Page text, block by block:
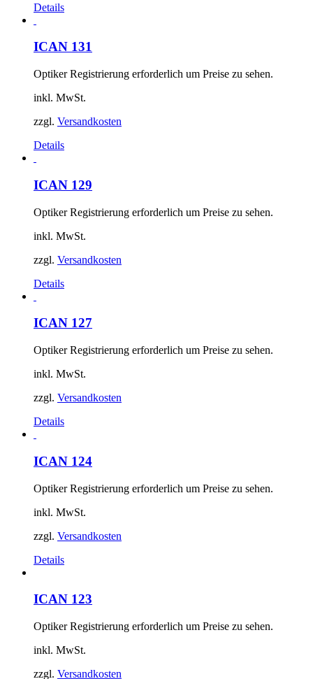
Details
ICAN 131
Optiker Registrierung erforderlich um Preise zu sehen.
inkl. MwSt.
zzgl. Versandkosten
Details
ICAN 129
Optiker Registrierung erforderlich um Preise zu sehen.
inkl. MwSt.
zzgl. Versandkosten
Details
ICAN 127
Optiker Registrierung erforderlich um Preise zu sehen.
inkl. MwSt.
zzgl. Versandkosten
Details
ICAN 124
Optiker Registrierung erforderlich um Preise zu sehen.
inkl. MwSt.
zzgl. Versandkosten
Details
ICAN 123
Optiker Registrierung erforderlich um Preise zu sehen.
inkl. MwSt.
zzgl. Versandkosten